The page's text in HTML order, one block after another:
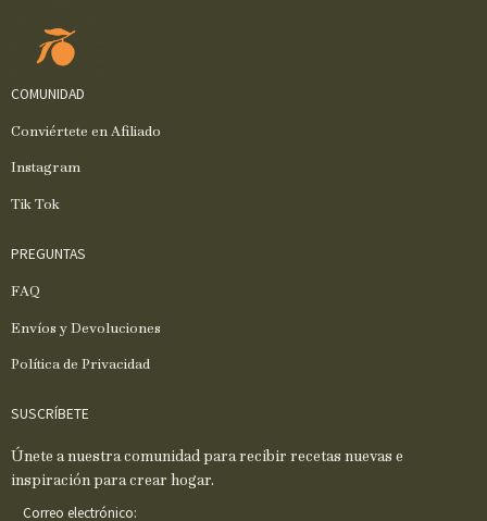
COMUNIDAD
Conviértete en Afiliado
Instagram
Tik Tok
PREGUNTAS
FAQ
Envíos y Devoluciones
Política de Privacidad
SUSCRÍBETE
Únete a nuestra comunidad para recibir recetas nuevas e
inspiración para crear hogar.